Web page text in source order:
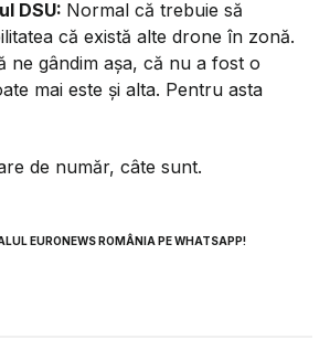
DSU: Normal că trebuie să
că există alte drone în zonă.
ne gândim așa, că nu a fost o
mai este și alta. Pentru asta
de număr, câte sunt.
EURONEWS ROMÂNIA PE WHATSAPP!